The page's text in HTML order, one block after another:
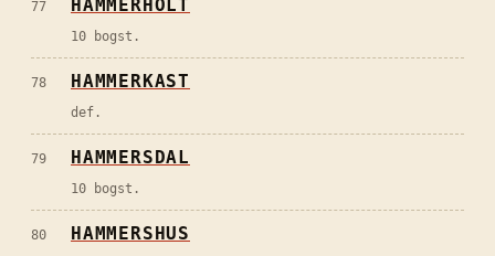
77 HAMMERHOLT
10 bogst.
78 HAMMERKAST
def.
79 HAMMERSDAL
10 bogst.
80 HAMMERSHUS